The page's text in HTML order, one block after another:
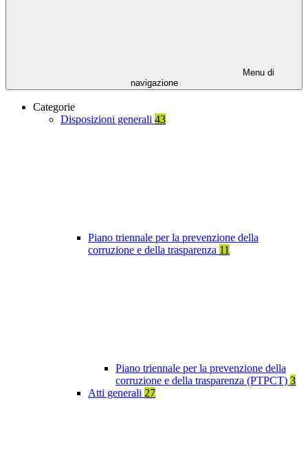
Menu di
navigazione
Categorie
Disposizioni generali 43
Piano triennale per la prevenzione della
corruzione e della trasparenza 11
Piano triennale per la prevenzione della
corruzione e della trasparenza (PTPCT) 3
Atti generali 27